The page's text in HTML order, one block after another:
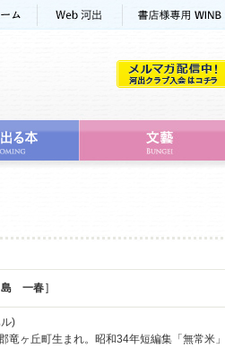
島 一春]
)
竜ヶ丘町生まれ。昭和34年短編集「無常米